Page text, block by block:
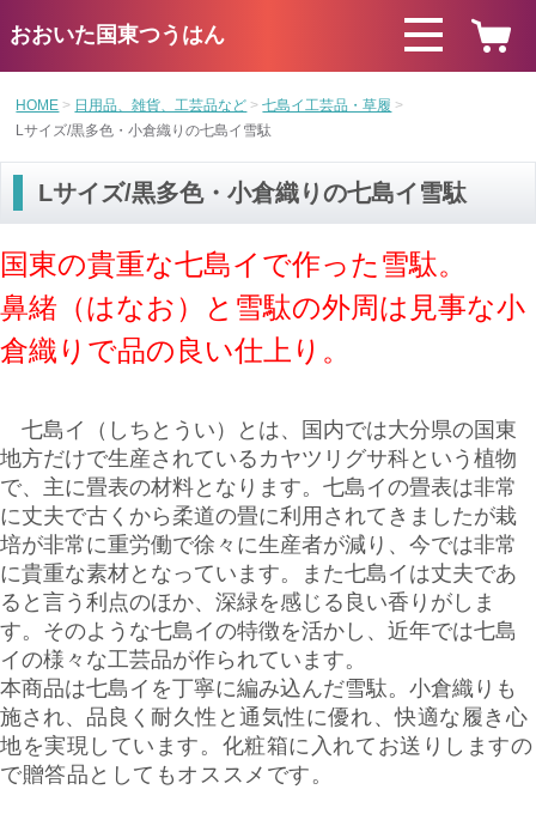
おおいた国東つうはん
HOME 日用品、雑貨、工芸品など
七島イ工芸品・草履
Lサイズ/黒多色・小倉織りの七島イ雪駄
Lサイズ/黒多色・小倉織りの七島イ雪駄
国東の貴重な七島イで作った雪駄。
鼻緒（はなお）と雪駄の外周は見事な小
倉織りで品の良い仕上り。
七島イ（しちとうい）とは、国内では大分県の国東
地方だけで生産されているカヤツリグサ科という植物
で、主に畳表の材料となります。七島イの畳表は非常
に丈夫で古くから柔道の畳に利用されてきましたが栽
培が非常に重労働で徐々に生産者が減り、今では非常
に貴重な素材となっています。また七島イは丈夫であ
ると言う利点のほか、深緑を感じる良い香りがしま
す。そのような七島イの特徴を活かし、近年では七島
イの様々な工芸品が作られています。
本商品は七島イを丁寧に編み込んだ雪駄。小倉織りも
施され、品良く 耐久性と通気性に優れ、快適な履き心
地を実現しています。化粧箱に入れてお送りしますの
で贈答品としてもオススメです。